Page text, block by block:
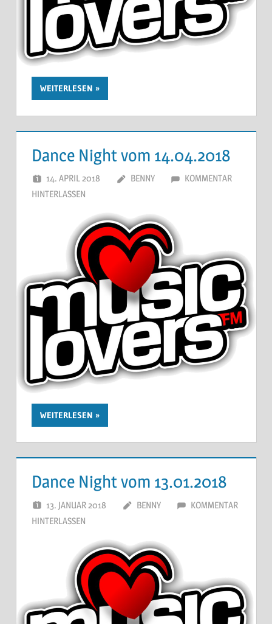
WEITERLESEN
Dance Night vom 14.04.2018
14. APRIL 2018 BENNY
KOMMENTAR
HINTERLASSEN
WEITERLESEN
Dance Night vom 13.01.2018
13. JANUAR 2018 BENNY
KOMMENTAR
HINTERLASSEN